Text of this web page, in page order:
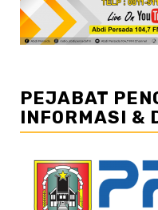
PEJABAT
INFORMASI &